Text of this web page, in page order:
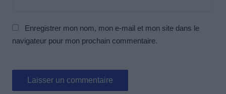
Enregistrer mon nom, mon e-mail et mon site dans le
navigateur pour mon prochain commentaire.